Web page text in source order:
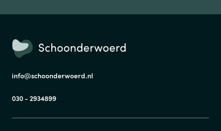
info@schoonderwoerd.nl
030 - 2934899